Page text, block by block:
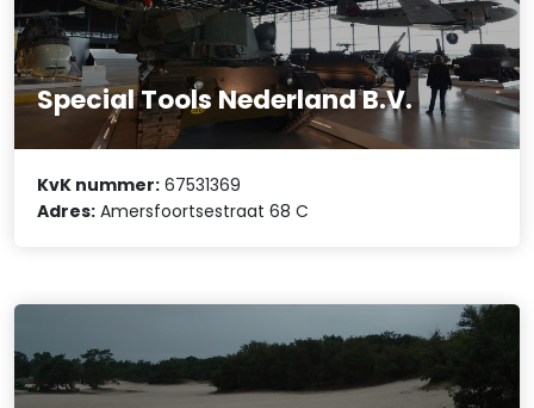
Special Tools Nederland B.V.
KvK nummer: 67531369
Adres: Amersfoortsestraat 68 C